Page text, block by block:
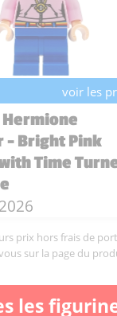
voir les
- Bright Pink
Time
sortie :
prix hors frais de
sur la page du
les